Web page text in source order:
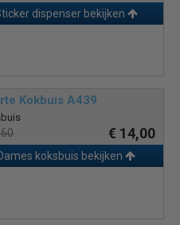
dispenser bekijken
Kokbuis A439
€ 14,00
koksbuis bekijken